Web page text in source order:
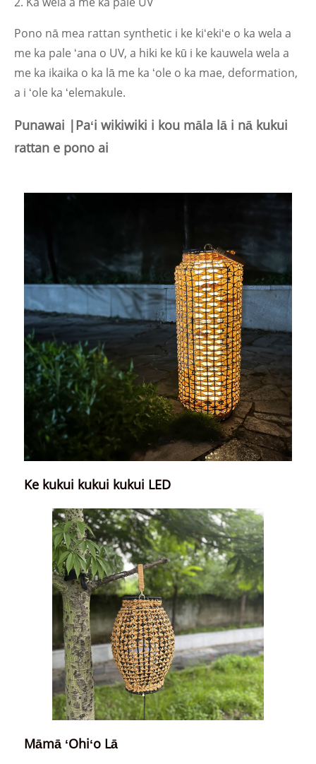
Pono nā mea rattan synthetic i ke kiʻekiʻe o ka wela a
me ka pale ʻana o UV, a hiki ke kū i ke kauwela wela a
me ka ikaika o ka lā me ka ʻole o ka mae, deformation,
a i ʻole ka ʻelemakule.
Punawai |Paʻi wikiwiki i kou māla lā i nā kukui
rattan e pono ai
Ke kukui kukui kukui LED
Māmā ʻOhiʻo Lā